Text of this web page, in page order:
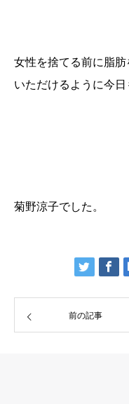
女性を捨てる前に脂
いただけるように今日
菊野涼子でした。
前の記事